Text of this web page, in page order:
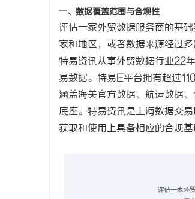
一、数据覆盖范围与合规性
评估一家外贸数据服务商的基
家和地区，或者数据来源经过
特易资讯从事外贸数据行业22
易数据。特易E平台拥有超过11
涵盖海关官方数据、航运数据
底座。特易资讯是上海数据交
获取和使用上具备相应的合规基